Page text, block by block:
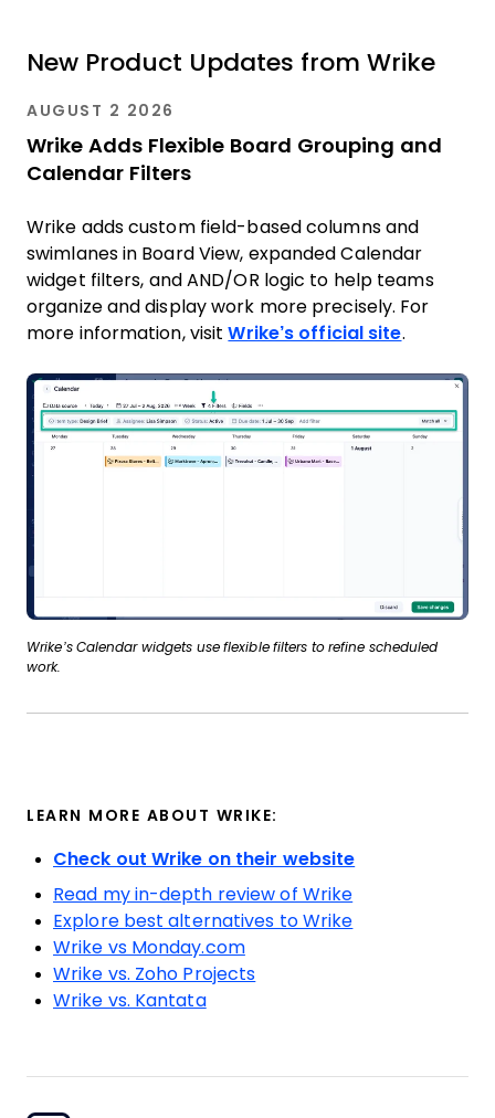
New Product Updates from Wrike
Wrike’s Calendar widgets use flexible filters to refine scheduled
work.
AUGUST 2 2026
Wrike Adds Flexible Board Grouping and
Calendar Filters
Wrike adds custom field-based columns and
swimlanes in Board View, expanded Calendar
widget filters, and AND/OR logic to help teams
organize and display work more precisely. For
more information, visitWrike’s official site.
LEARN MORE ABOUT WRIKE:
Check out Wrike on their website
Read my in-depth review of Wrike
Explore best alternatives to Wrike
Wrike vs Monday.com
Wrike vs. Zoho Projects
Wrike vs. Kantata